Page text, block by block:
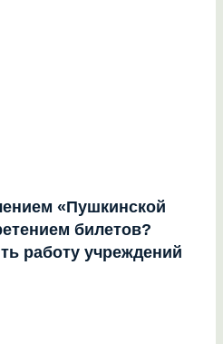
«Пушкинской
билетов?
работу учреждений